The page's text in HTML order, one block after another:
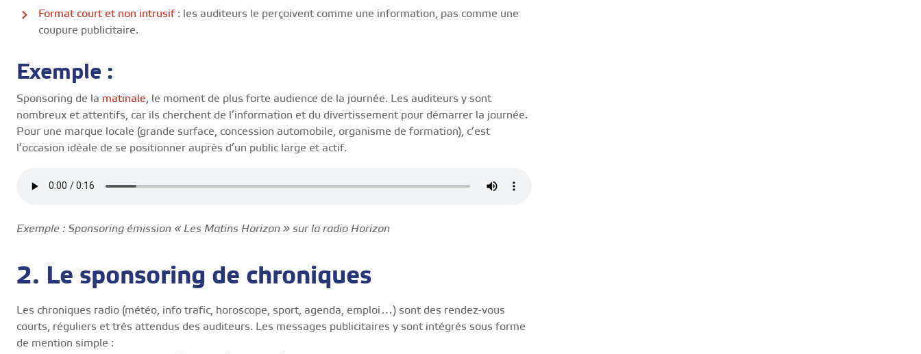
Format court et non intrusif: les auditeurs le perçoivent comme une information, pas comme une
coupure publicitaire.
Exemple :
Sponsoring de la matinale, le moment de plus forte audience de la journée. Les auditeurs y sont
nombreux et attentifs, car ils cherchent de l’information et du divertissement pour démarrer la journée.
Pour une marque locale (grande surface, concession automobile, organisme de formation), c’est
l’occasion idéale de se positionner auprès d’un public large et actif.
Exemple : Sponsoring émission « Les Matins Horizon » sur la radio Horizon
2. Le sponsoring de chroniques
Les chroniques radio (météo, info trafic, horoscope, sport, agenda, emploi…) sont des rendez-vous
courts, réguliers et très attendus des auditeurs. Les messages publicitaires y sont intégrés sous forme
de mention simple :